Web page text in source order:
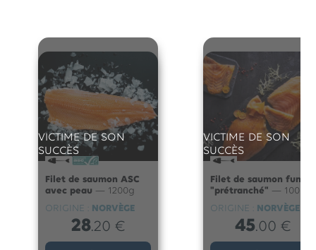
VICTIME DE SON
SUCCÈS
Filet de saumon ASC
avec peau — 1200g
ORIGINE : NORVÈGE
28.20 €
VICTIME DE SON
SUCCÈS
Filet de saumon fumé
"prétranché" — 1000g
ORIGINE : NORVÈGE
45.00€